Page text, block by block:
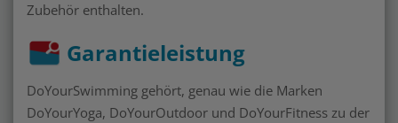
Zubehör enthalten.
Garantieleistung
DoYourSwimming gehört, genau wie die Marken
DoYourYoga, DoYourOutdoor und DoYourFitness zu der